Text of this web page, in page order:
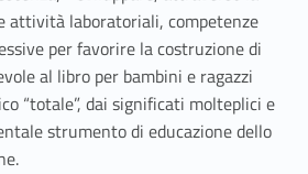
attività laboratoriali, competenze
per favorire la costruzione di
al libro per bambini e ragazzi
“totale”, dai significati molteplici e
strumento di educazione dello